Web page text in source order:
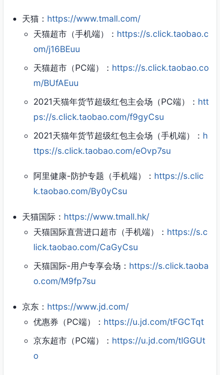
天猫： https://www.tmall.com/
天猫超市（手机端）： https://s.click.taobao.c
om/j16BEuu
天猫超市（PC端）： https://s.click.taobao.co
m/BUfAEuu
2021天猫年货节超级红包主会场（PC端）： htt
ps://s.click.taobao.com/f9gyCsu
2021天猫年货节超级红包主会场（手机端）： h
ttps://s.click.taobao.com/eOvp7su
阿里健康-防护专题（手机端）： https://s.clic
k.taobao.com/By0yCsu
天猫国际： https://www.tmall.hk/
天猫国际直营进口超市（手机端）： https://s.c
lick.taobao.com/CaGyCsu
天猫国际-用户专享会场： https://s.click.taoba
o.com/M9fp7su
京东： https://www.jd.com/
优惠券（PC端）： https://u.jd.com/tFGCTqt
京东超市（PC端）： https://u.jd.com/tlGGUt
o